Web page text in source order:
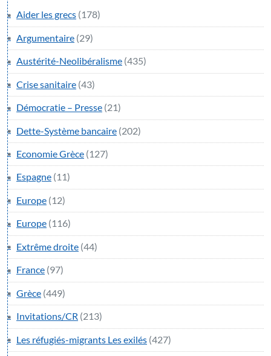
Aider les grecs (178)
Argumentaire (29)
Austérité-Neolibéralisme (435)
Crise sanitaire (43)
Démocratie – Presse (21)
Dette-Système bancaire (202)
Economie Grèce (127)
Espagne (11)
Europe (12)
Europe (116)
Extrême droite (44)
France (97)
Grèce (449)
Invitations/CR (213)
Les réfugiés-migrants Les exilés (427)